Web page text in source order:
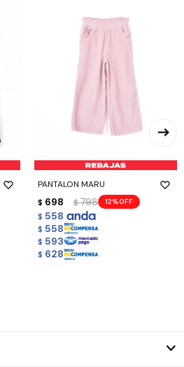
PANTALON MARU
$ 698 $ 798 12
$ 558
$ 558
$ 593
$ 628